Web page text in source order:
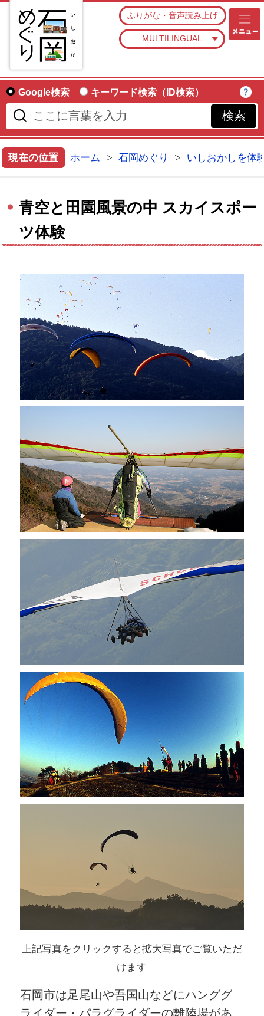
石
ふりがな・音声読み上げ
MULTILINGUAL
Google検索 キーワード検索（ID検索）
現在の位置 ホーム 石岡めぐり いしおかしを体
青空と田園風景の中 スカイスポー
ツ体験
上記写真をクリックすると拡大写真でご覧いただ
けます
石岡市は足尾山や吾国山などにハンググ
ライダー・パラグライダーの離陸場があ